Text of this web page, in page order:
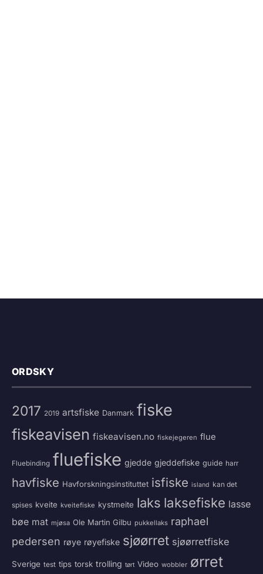
ORDSKY
2017 2019 artsfiske Danmark fiske
fiskeavisen fiskeavisen.no fiskejegeren flue
Fluebinding fluefiske gjedde gjeddefiske guide harr
havfiske Havforskningsinstituttet isfiske island kan det
spises kveite kveitefiske kystmeite laks laksefiske lasse
bøe mat mjøsa Ole Martin Gilbu pukkellaks raphael
pedersen røye røyefiske sjøørret sjøørretfiske
Sverige test tips torsk trolling tørt Video wobbler ørret